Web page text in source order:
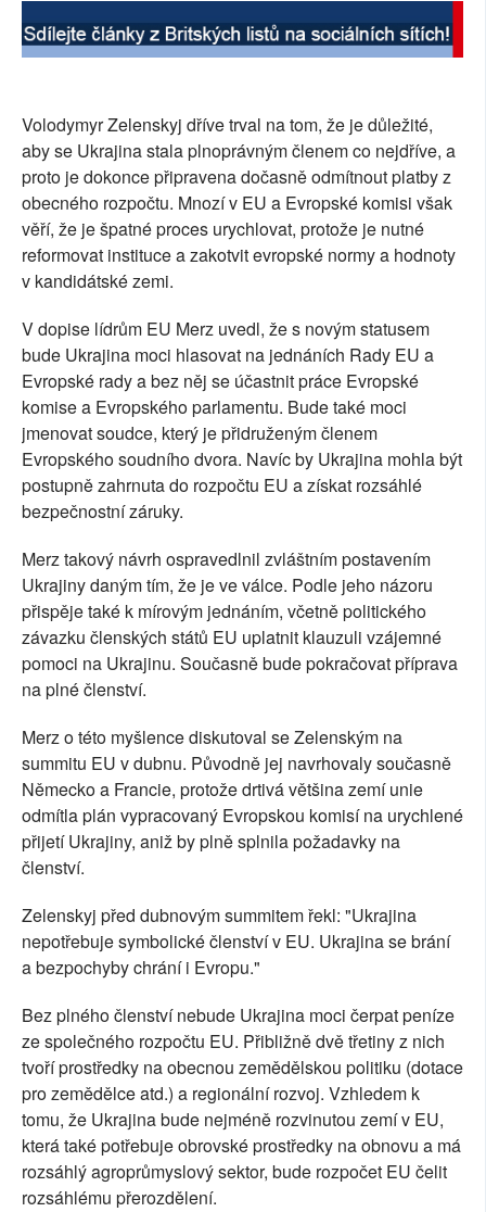
Volodymyr Zelenskyj dříve trval na tom, že je důležité,
aby se Ukrajina stala plnoprávným členem co nejdříve, a
proto je dokonce připravena dočasně odmítnout platby z
obecného rozpočtu. Mnozí v EU a Evropské komisi však
věří, že je špatné proces urychlovat, protože je nutné
reformovat instituce a zakotvit evropské normy a hodnoty
v kandidátské zemi.
V dopise lídrům EU Merz uvedl, že s novým statusem
bude Ukrajina moci hlasovat na jednáních Rady EU a
Evropské rady a bez něj se účastnit práce Evropské
komise a Evropského parlamentu. Bude také moci
jmenovat soudce, který je přidruženým členem
Evropského soudního dvora. Navíc by Ukrajina mohla být
postupně zahrnuta do rozpočtu EU a získat rozsáhlé
bezpečnostní záruky.
Merz takový návrh ospravedlnil zvláštním postavením
Ukrajiny daným tím, že je ve válce. Podle jeho názoru
přispěje také k mírovým jednáním, včetně politického
závazku členských států EU uplatnit klauzuli vzájemné
pomoci na Ukrajinu. Současně bude pokračovat příprava
na plné členství.
Merz o této myšlence diskutoval se Zelenským na
summitu EU v dubnu. Původně jej navrhovaly současně
Německo a Francie, protože drtivá většina zemí unie
odmítla plán vypracovaný Evropskou komisí na urychlené
přijetí Ukrajiny, aniž by plně splnila požadavky na
členství.
Zelenskyj před dubnovým summitem řekl: "Ukrajina
nepotřebuje symbolické členství v EU. Ukrajina se brání
a bezpochyby chrání i Evropu."
Bez plného členství nebude Ukrajina moci čerpat peníze
ze společného rozpočtu EU. Přibližně dvě třetiny z nich
tvoří prostředky na obecnou zemědělskou politiku (dotace
pro zemědělce atd.) a regionální rozvoj. Vzhledem k
tomu, že Ukrajina bude nejméně rozvinutou zemí v EU,
která také potřebuje obrovské prostředky na obnovu a má
rozsáhlý agroprůmyslový sektor, bude rozpočet EU čelit
rozsáhlému přerozdělení.